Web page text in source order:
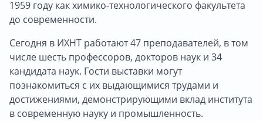
1959 году как химико-технологического факультета
до современности.
Сегодня в ИХНТ работают 47 преподавателей, в том
числе шесть профессоров, докторов наук и 34
кандидата наук. Гости выставки могут
познакомиться с их выдающимися трудами и
достижениями, демонстрирующими вклад института
в современную науку и промышленность.